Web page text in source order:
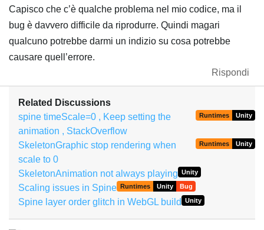
Capisco che c’è qualche problema nel mio codice, ma il
bug è davvero difficile da riprodurre. Quindi magari
qualcuno potrebbe darmi un indizio su cosa potrebbe
causare quell’errore.
Rispondi
Related Discussions
spine timeScale=0 , Keep setting the
animation , StackOverflow
Runtimes Unity
SkeletonGraphic stop rendering when
scale to 0
Runtimes Unity
SkeletonAnimation not always playing Unity
Scaling issues in Spine Runtimes Unity Bug
Spine layer order glitch in WebGL build Unity